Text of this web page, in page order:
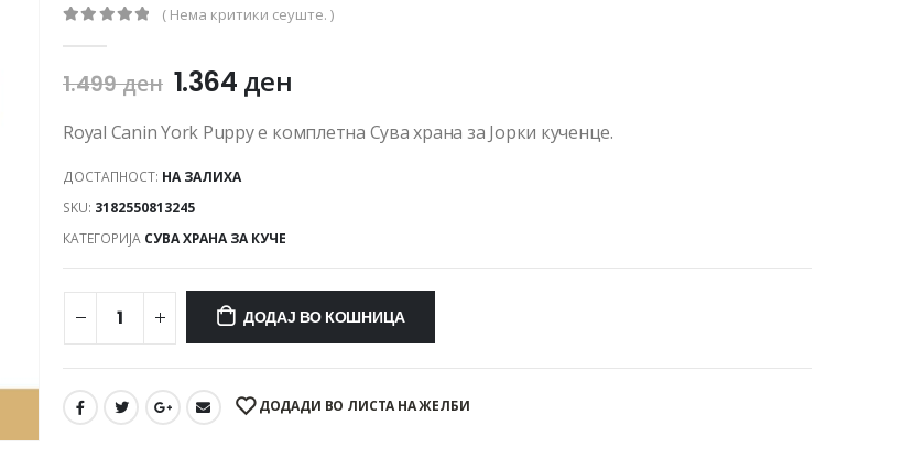
( Нема критики сеуште. )
1.499ден 1.364 ден
Royal Canin York Puppy е комплетна Сува храна за Јорки кученце.
ДОСТАПНОСТ: НА ЗАЛИХА
SKU: 3182550813245
КАТЕГОРИЈА СУВА ХРАНА ЗА КУЧЕ
ДОДАЈ ВО КОШНИЦА
ДОДАДИ ВО ЛИСТА НА ЖЕЛБИ